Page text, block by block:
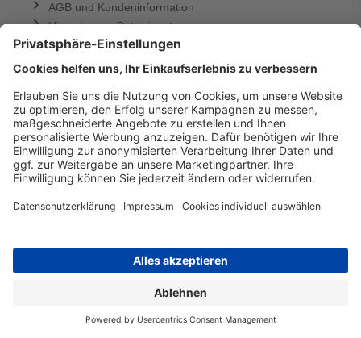
AGB und Kundeninformation
Hinweise zur Batterieentsorgung
PRESSE
Top Shops
39x getestet - in Service, Qualität und Preis
UNTERNEHMEN
Kontakt